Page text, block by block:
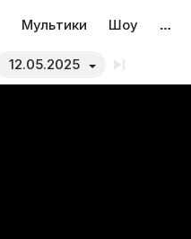
Мультики Шоу …
12.05.2025